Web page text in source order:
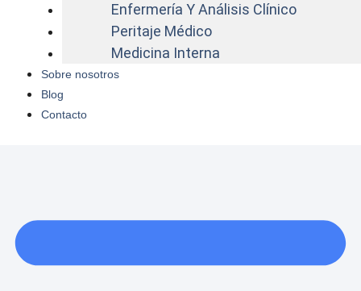
Enfermería Y Análisis Clínico
Peritaje Médico
Medicina Interna
Sobre nosotros
Blog
Contacto